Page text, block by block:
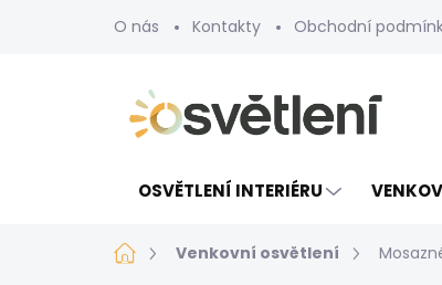
O nás Kontakty Obchodní
OSVĚTLENÍ INTERIÉRU
DomůVenkovní osvětlení